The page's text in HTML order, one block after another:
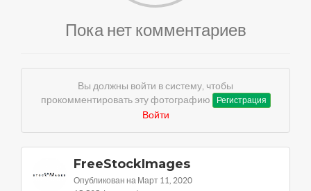
Пока нет комментариев
Вы должны войти в систему, чтобы
прокомментировать эту фотографию
Регистрация
Войти
FreeStockImages
Опубликован на Март 11, 2020